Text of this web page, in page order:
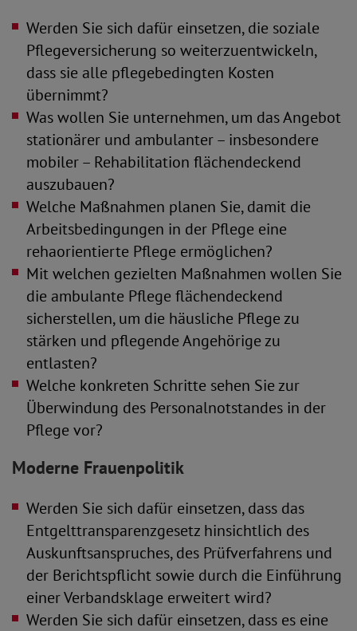
Werden Sie sich dafür einsetzen, die soziale
Pflegeversicherung so weiterzuentwickeln,
dass sie alle pflegebedingten Kosten
übernimmt?
Was wollen Sie unternehmen, um das Angebot
stationärer und ambulanter – insbesondere
mobiler – Rehabilitation flächendeckend
auszubauen?
Welche Maßnahmen planen Sie, damit die
Arbeitsbedingungen in der Pflege eine
rehaorientierte Pflege ermöglichen?
Mit welchen gezielten Maßnahmen wollen Sie
die ambulante Pflege flächendeckend
sicherstellen, um die häusliche Pflege zu
stärken und pflegende Angehörige zu
entlasten?
Welche konkreten Schritte sehen Sie zur
Überwindung des Personalnotstandes in der
Pflege vor?
Moderne Frauenpolitik
Werden Sie sich dafür einsetzen, dass das
Entgelttransparenzgesetz hinsichtlich des
Auskunftsanspruches, des Prüfverfahrens und
der Berichtspflicht sowie durch die Einführung
einer Verbandsklage erweitert wird?
Werden Sie sich dafür einsetzen, dass es eine